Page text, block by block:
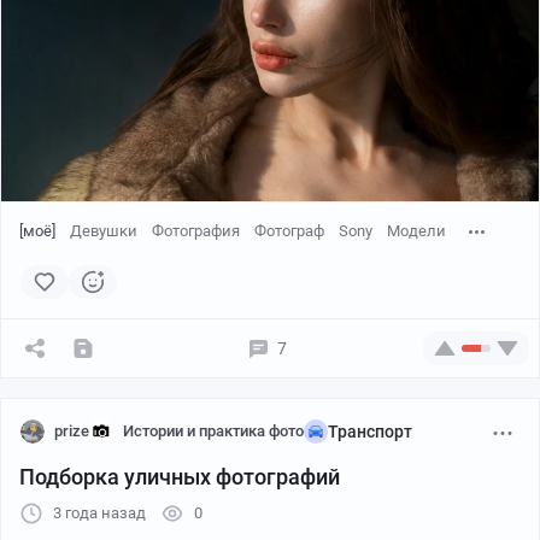
претендовало несколько мужчин.
В композиционных ли особенностях или в точке
съемки дело, но наиболее популярной считается
именно фотография Эйзенштадта. В русской
википедии статья именно о ней, хотя на превью
снимок Йоргенсена
[моё] Девушки Фотография Фотограф Sony Модели
7
prize Истории и практика фото Транспорт
Подборка уличных фотографий
3 года назад 0